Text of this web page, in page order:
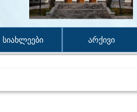
სიახლეები არქივი